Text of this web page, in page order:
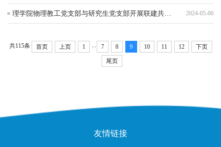
理学院物理教工党支部与研究生党支部开展联建共学活动 2024-05-06
共115条 首页 上页 1 7 8 9 10 11 12 下页
尾页
友情链接